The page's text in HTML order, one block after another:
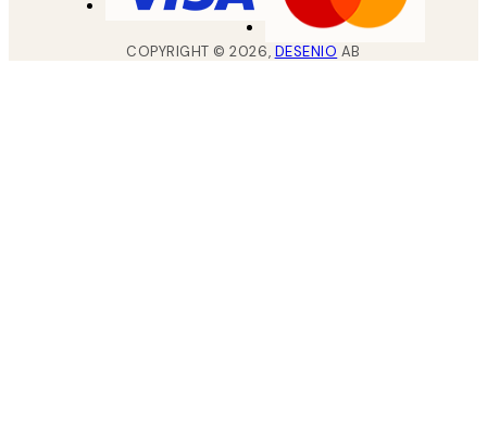
COPYRIGHT ©2026, DESENIO AB